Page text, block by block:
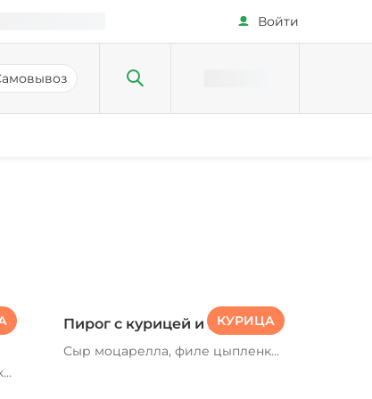
Войти
КУРИЦА
Пирог с курицей и грибами
Сыр моцарелла, филе цыпленка,